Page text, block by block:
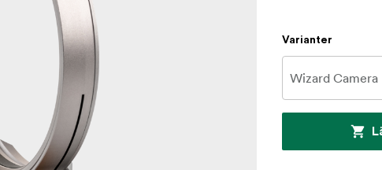
Varianter